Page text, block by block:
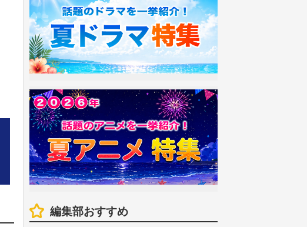
編集部おすすめ